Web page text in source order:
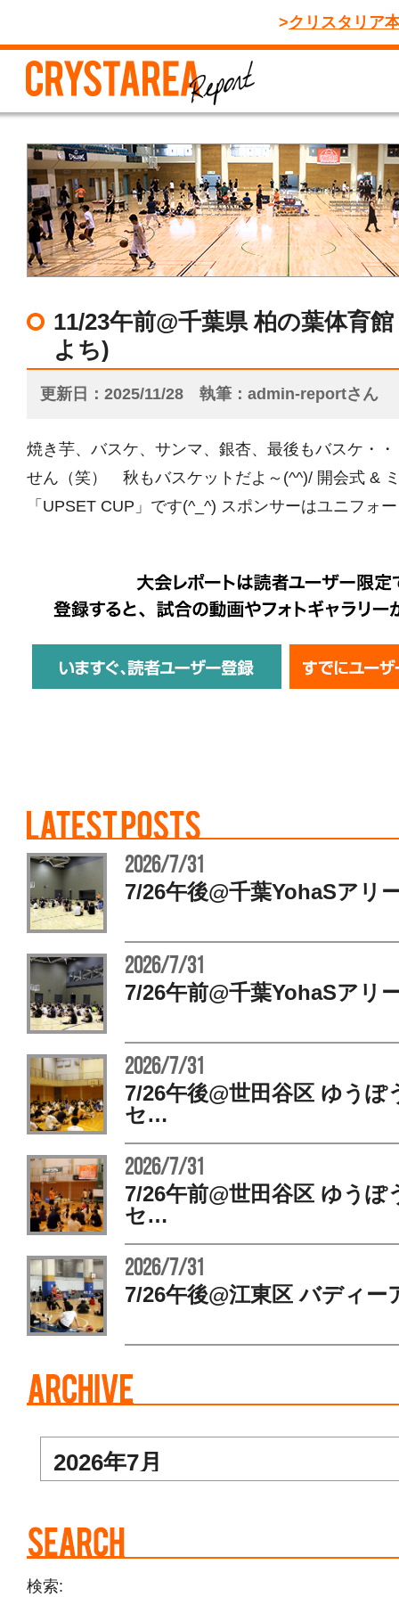
クリスタリア
11/23午前@千葉県 柏の葉体育
よち)
更新日 2025/11/28 執筆 admin-reportさん
焼き芋、バスケ、サンマ、銀杏、最後もバスケ・
せん（笑） 秋もバスケットだよ～(^^)/ 開会式 &
「UPSET CUP」です(^_^) スポンサーはユニフォ
2026/7/31
7/26午後@千葉YohaSア
2026/7/31
7/26午前@千葉YohaSア
2026/7/31
7/26午後@世田谷区 ゆうぽ
セ…
2026/7/31
7/26午前@世田谷区 ゆうぽ
セ…
2026/7/31
7/26午後@江東区 バディ
検索: